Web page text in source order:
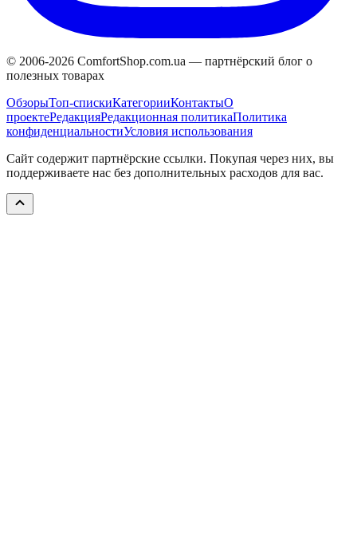
© 2006-2026 ComfortShop.com.ua — партнёрский блог о
полезных товарах
ОбзорыТоп-спискиКатегорииКонтактыО
проектеРедакцияРедакционная политикаПолитика
конфиденциальностиУсловия использования
Сайт содержит партнёрские ссылки. Покупая через них, вы
поддерживаете нас без дополнительных расходов для вас.